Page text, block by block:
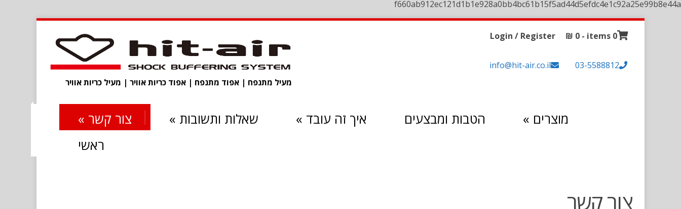
f660ab912ec121d1b1e928a0bb4bc61b15f5ad44d5efdc4e1c92a25e99b8e44a
מעיל מתנפח | אפוד מתנפח | אפוד כריות אוויר | מעיל כריות אוויר
0 items -
₪ 0
Login / Register
03-5588812
info@hit-air.co.il
צור קשר » שאלות ותשובות » איך זה עובד » הטבות ומבצעים מוצרים »
ראשי
צור קשר